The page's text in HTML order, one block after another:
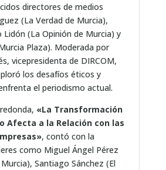
directores de medios
(La Verdad de Murcia),
Lidón (La Opinión de Murcia) y
Plaza). Moderada por
vicepresidenta de DIRCOM,
los desafíos éticos y
el periodismo actual.
«La Transformación
Afecta a la Relación con las
, contó con la
como Miguel Ángel Pérez
Santiago Sánchez (El